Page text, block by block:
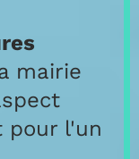
mairie
pour l'un